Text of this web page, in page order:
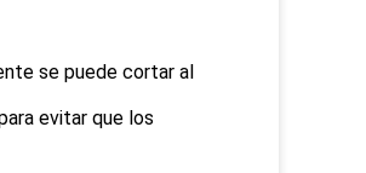
se puede cortar al
evitar que los